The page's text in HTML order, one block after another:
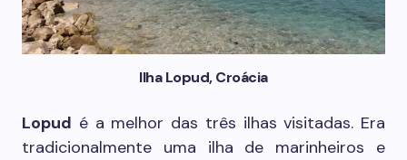
Ilha Lopud, Croácia
Lopud é a melhor das três ilhas visitadas. Era
tradicionalmente uma ilha de marinheiros e